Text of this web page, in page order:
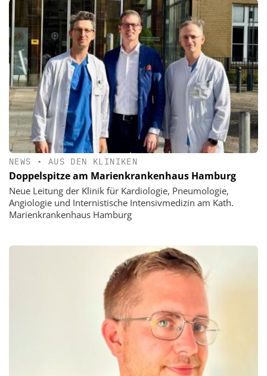
NEWS • AUS DEN KLINIKEN
Doppelspitze am Marienkrankenhaus Hamburg
Neue Leitung der Klinik für Kardiologie, Pneumologie,
Angiologie und Internistische Intensivmedizin am Kath.
Marienkrankenhaus Hamburg